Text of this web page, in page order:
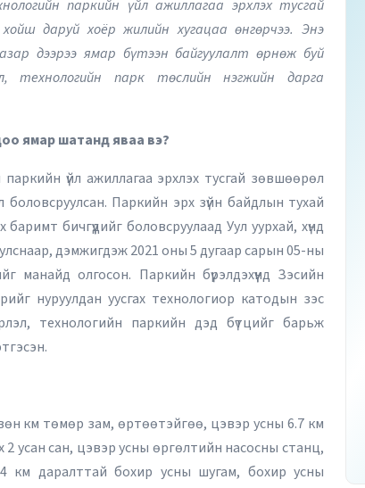
паркийн үйл ажиллагаа эрхлэх тусгай
даруй хоёр жилийн хугацаа өнгөрчээ. Энэ
дээрээ ямар бүтээн байгуулалт өрнөж буй
технологийн парк төслийн нэгжийн дарга
ямар шатанд яваа вэ?
үйл ажиллагаа эрхлэх тусгай зөвшөөрөл
Паркийн эрх зүйн байдлын тухай
бичгүүдийг боловсруулаад Уул уурхай, хүнд
дэмжигдэж 2021 оны 5 дугаар сарын 05-ны
манайд олгосон. Паркийн бүрэлдэхүүнд Зэсийн
нуруулдан уусгах технологиор катодын зэс
технологийн паркийн дэд бүтцийг барьж
км төмөр зам, өртөөтэйгөө, цэвэр усны 6.7 км
2 усан сан, цэвэр усны өргөлтийн насосны станц,
км даралттай бохир усны шугам, бохир усны
- Хуудас 1